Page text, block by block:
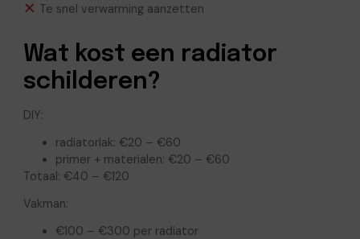
Te snel verwarming aanzetten
Wat kost een radiator
schilderen?
DIY:
radiatorlak: €20 – €60
primer + materialen: €20 – €60
Totaal: €40 – €120
Vakman:
€100 – €300 per radiator